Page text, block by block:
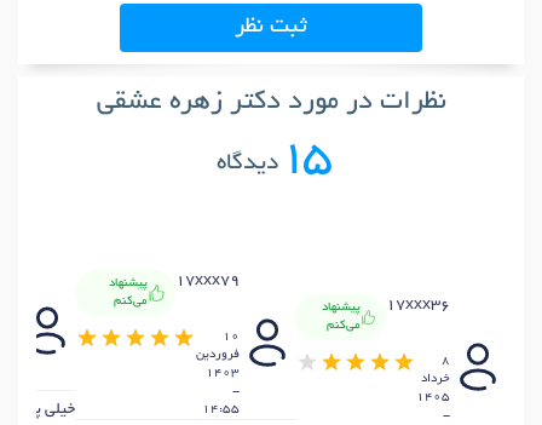
ثبت نظر
نظرات در مورد دکتر زهره عشقی
15دیدگاه
17xxx36
پیشنهاد
می‌کنم
8
خرداد
1405
-
17xxx79
پیشنهاد
می‌کنم
10
فروردين
1403
-
14:55
خيلي